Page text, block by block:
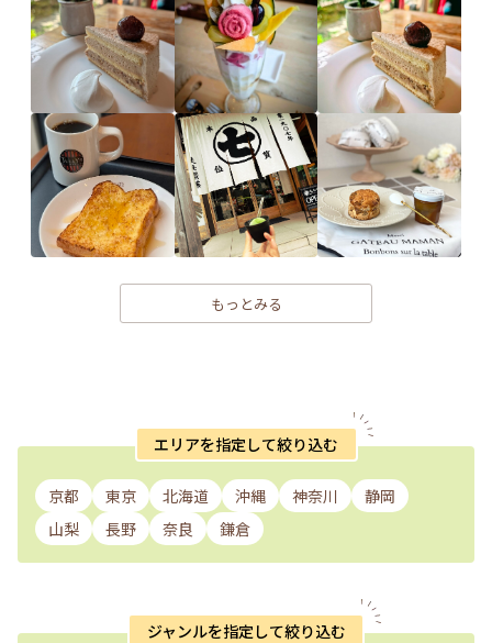
もっとみる
エリアを指定して絞り込む
京都 東京 北海道 沖縄 神奈川
静岡
山梨
長野 奈良 鎌倉
ジャンルを指定して絞り込む